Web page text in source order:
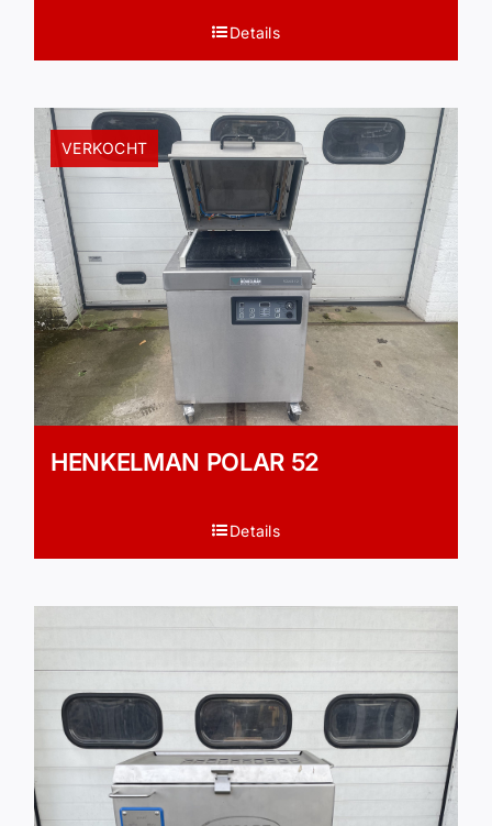
Details
VERKOCHT
HENKELMAN POLAR 52
Details